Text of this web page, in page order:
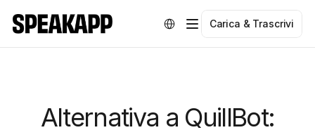
Select LanguageCarica & Trascrivi
Alternativa a QuillBot: